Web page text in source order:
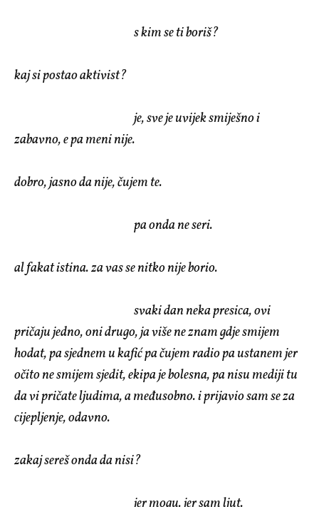
s kim se ti boriš?
kaj si postao aktivist?
je, sve je uvijek smiješno i
zabavno, e pa meni nije.
dobro, jasno da nije, čujem te.
pa onda ne seri.
al fakat istina. za vas se nitko nije borio.
svaki dan neka presica, ovi
pričaju jedno, oni drugo, ja više ne znam gdje smijem
hodat, pa sjednem u kafić pa čujem radio pa ustanem jer
očito ne smijem sjedit, ekipa je bolesna, pa nisu mediji tu
da vi pričate ljudima, a međusobno. i prijavio sam se za
cijepljenje, odavno.
zakaj sereš onda da nisi?
jer mogu. jer sam ljut.